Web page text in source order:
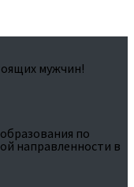
мужчин!
по
направленности в